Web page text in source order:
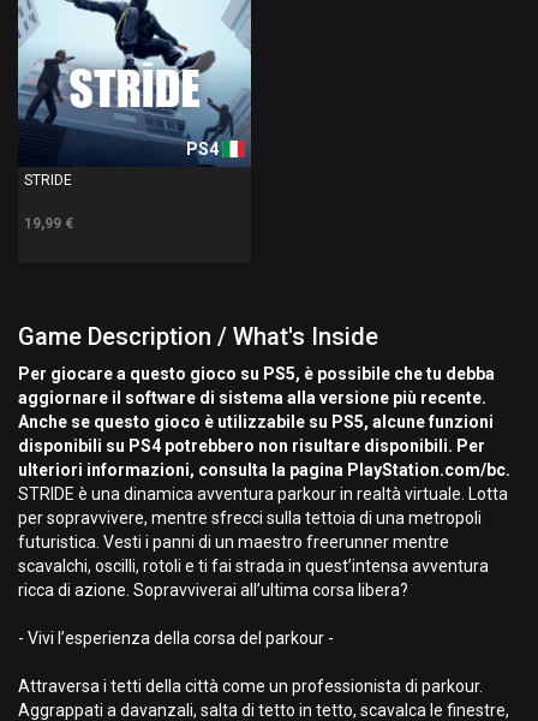
PS4
STRIDE
19,99 €
Game Description / What's Inside
Per giocare a questo gioco su PS5, è possibile che tu debba
aggiornare il software di sistema alla versione più recente.
Anche se questo gioco è utilizzabile su PS5, alcune funzioni
disponibili su PS4 potrebbero non risultare disponibili. Per
ulteriori informazioni, consulta la pagina PlayStation.com/bc.
STRIDE è una dinamica avventura parkour in realtà virtuale. Lotta
per sopravvivere, mentre sfrecci sulla tettoia di una metropoli
futuristica. Vesti i panni di un maestro freerunner mentre
scavalchi, oscilli, rotoli e ti fai strada in quest’intensa avventura
ricca di azione. Sopravviverai all’ultima corsa libera?
- Vivi l’esperienza della corsa del parkour -
Attraversa i tetti della città come un professionista di parkour.
Aggrappati a davanzali, salta di tetto in tetto, scavalca le finestre,